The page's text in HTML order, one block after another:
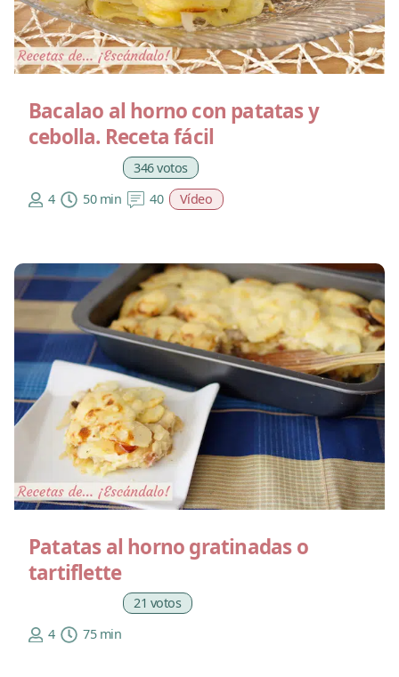
Bacalao al horno con patatas y
cebolla. Receta fácil
346 votos
4
50 min 40 Vídeo
Patatas al horno gratinadas o
tartiflette
21 votos
4
75 min